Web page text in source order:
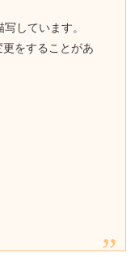
しています。
をすることがあ